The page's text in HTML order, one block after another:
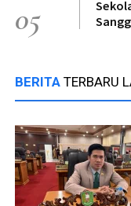
05
BERITA TERBARU